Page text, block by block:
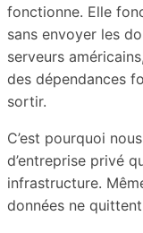
fonctionne. Elle
sans envoyer les
serveurs
des dépendances
sortir.
C’est pourquoi
d’entreprise privé
infrastructure.
données ne